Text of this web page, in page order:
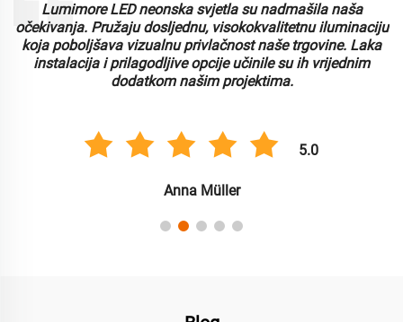
Lumimore LED neonska svjetla su nadmašila naša
očekivanja. Pružaju dosljednu, visokokvalitetnu iluminaciju
koja poboljšava vizualnu privlačnost naše trgovine. Laka
instalacija i prilagodljive opcije učinile su ih vrijednim
dodatkom našim projektima.
5.0
Anna Müller